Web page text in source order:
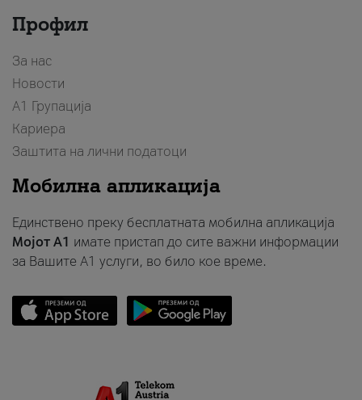
Профил
За нас
Новости
А1 Групација
Кариера
Заштита на лични податоци
Мобилна апликација
Единствено преку бесплатната мобилна апликација
Мојот A1 имате пристап до сите важни информации
за Вашите A1 услуги, во било кое време.